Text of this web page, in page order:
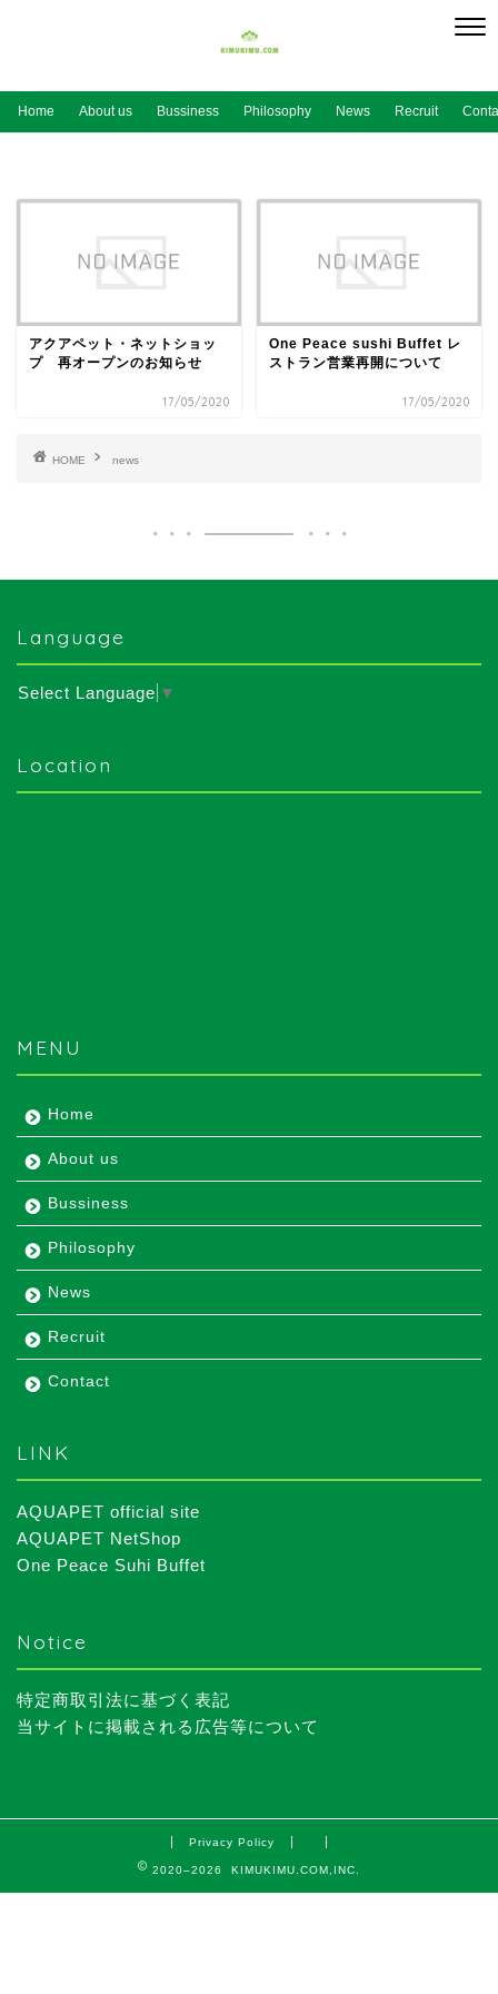
Home About us Bussiness Philosophy News Recruit
アクアペット・ネットショッ
プ 再オープンのお知らせ
17/05/2020
One Peace sushi Buffet レ
ストラン営業再開について
17/05/2020
HOME news
Language
Select Language ▼
Location
MENU
Home
About us
Bussiness
Philosophy
News
Recruit
Contact
LINK
AQUAPET official site
AQUAPET NetShop
One Peace Suhi Buffet
Notice
特定商取引法に基づく表記
当サイトに掲載される広告等について
Privacy Policy
2020–2026 KIMUKIMU.COM,INC.